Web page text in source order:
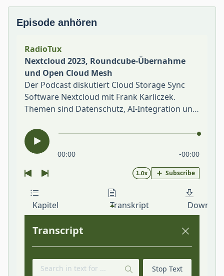
Episode anhören